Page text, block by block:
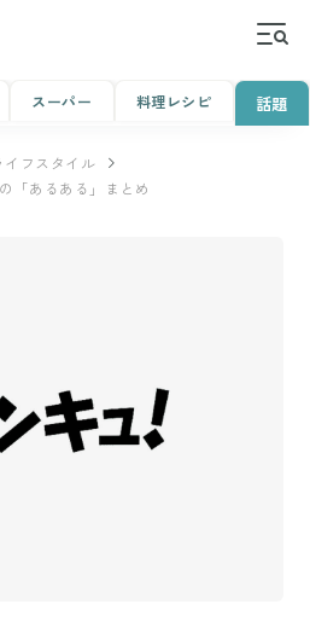
スーパー 料理レシピ 話題
フスタイル
「あるある」まとめ